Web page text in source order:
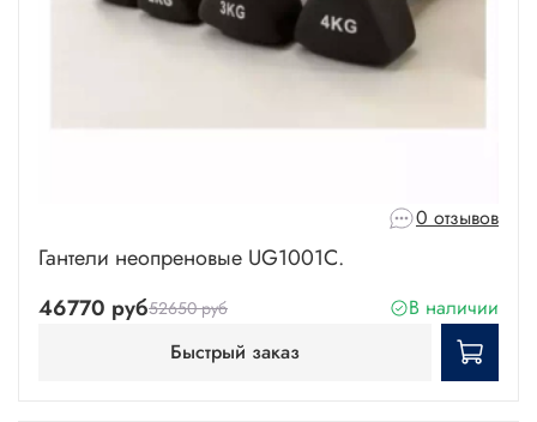
0 отзывов
Гантели неопреновые UG1001C.
46770 руб52650 руб
В наличии
Быстрый заказ